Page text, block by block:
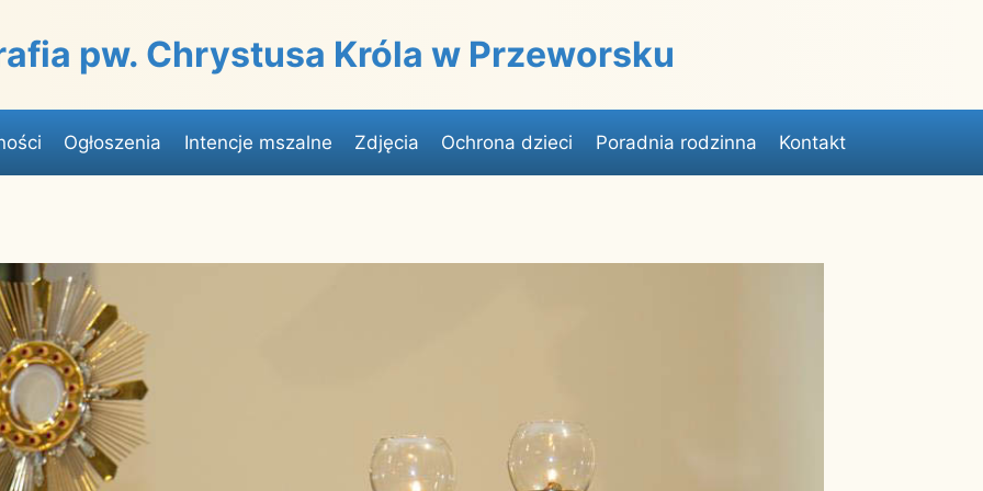
pw. Chrystusa Króla w Przeworsku
Ogłoszenia Intencje mszalne Zdjęcia Ochrona dzieci Poradnia rodzinna Kontakt